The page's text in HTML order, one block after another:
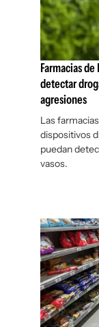
Farmacias
detectar
agresiones
Las
dispositivos
puedan
vasos.